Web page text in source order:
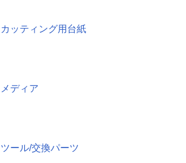
カッティング用台紙
メディア
ツール/交換パーツ